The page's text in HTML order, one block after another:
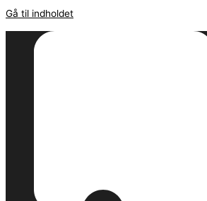
Gå til indholdet